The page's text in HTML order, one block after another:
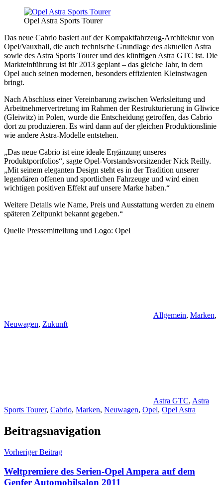
Opel Astra Sports Tourer
Das neue Cabrio basiert auf der Kompaktfahrzeug-Architektur von
Opel/Vauxhall, die auch technische Grundlage des aktuellen Astra
sowie des Astra Sports Tourer und des künftigen Astra GTC ist. Die
Markteinführung ist für 2013 geplant – das gleiche Jahr, in dem
Opel auch seinen modernen, besonders effizienten Kleinstwagen
bringt.
Nach Abschluss einer Vereinbarung zwischen Werksleitung und
Arbeitnehmervertretung im Rahmen der Restrukturierung in Gliwice
(Gleiwitz) in Polen, wurde die Entscheidung getroffen, das Cabrio
dort zu produzieren. Es wird dann auf der gleichen Produktionslinie
wie andere Astra-Modelle entstehen.
„Das neue Cabrio ist eine ideale Ergänzung unseres
Produktportfolios“, sagte Opel-Vorstandsvorsitzender Nick Reilly.
„Mit seinem eleganten Design steht es in der Tradition unserer
legendären offenen und sportlichen Fahrzeuge und wird einen
wichtigen positiven Effekt auf unsere Marke haben.“
Weitere Details wie Name, Preis und Ausstattung werden zu einem
späteren Zeitpunkt bekannt gegeben.“
Quelle Pressemitteilung und Logo: Opel
Allgemein, Marken,
Neuwagen, Zukunft
Astra GTC, Astra
Sports Tourer, Cabrio, Marken, Neuwagen, Opel, Opel Astra
Beitragsnavigation
Vorheriger Beitrag
Weltpremiere des Serien-Opel Ampera auf dem
Genfer Automobilsalon 2011